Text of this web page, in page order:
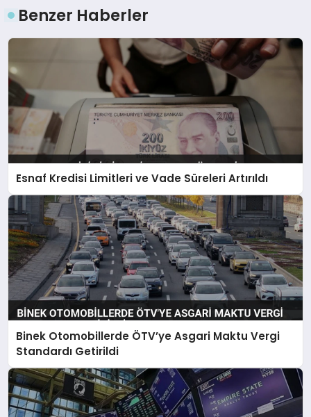
Benzer Haberler
Esnaf Kredisi Limitleri ve Vade Süreleri Artırıldı
Binek Otomobillerde ÖTV’ye Asgari Maktu Vergi
Standardı Getirildi